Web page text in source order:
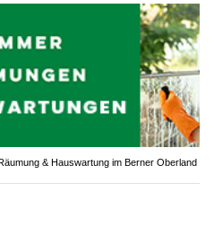
& Hauswartung im Berner Oberland